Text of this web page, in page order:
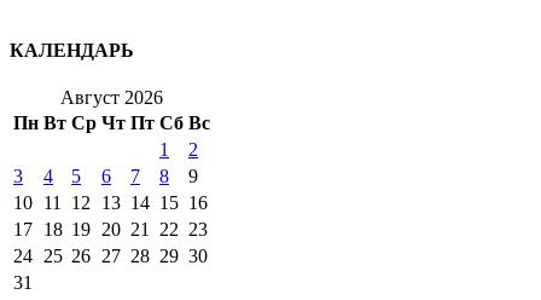
КАЛЕНДАРЬ
Август 2026
Пн Вт Ср Чт Пт Сб Вс
1
2
3
4 5 6 7 8
9
10 11 12 13 14 15 16
17 18 19 20 21 22 23
24 25 26 27 28 29 30
31